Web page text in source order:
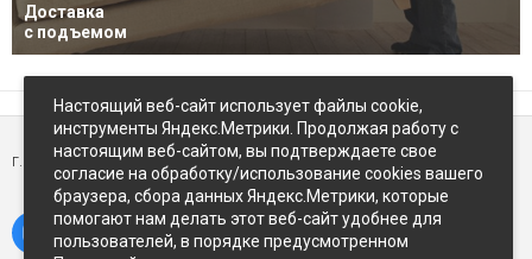
Доставка
с подъемом
г. Петропавловск-Камчатский,ул Восточное-шоссе, д.5
Настоящий веб-сайт использует файлы cookie,
инструменты Яндекс.Метрики. Продолжая работу с
настоящим веб-сайтом, вы подтверждаете свое
согласие на обработку/использование cookies вашего
браузера, сбора данных Яндекс.Метрики, которые
помогают нам делать этот веб-сайт удобнее для
пользователей, в порядке предусмотренном